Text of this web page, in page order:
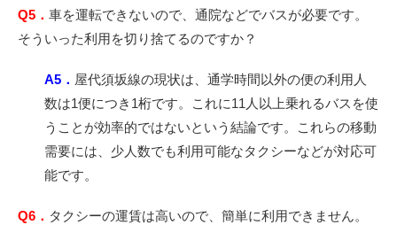
Q5． 車を運転できないので、通院などでバスが必要です。
そういった利用を切り捨てるのですか？
A5． 屋代須坂線の現状は、通学時間以外の便の利用人
数は1便につき1桁です。これに11人以上乗れるバスを使
うことが効率的ではないという結論です。これらの移動
需要には、少人数でも利用可能なタクシーなどが対応可
能です。
Q6． タクシーの運賃は高いので、簡単に利用できません。